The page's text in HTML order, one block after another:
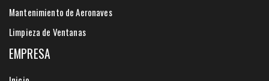
Mantenimiento de Aeronaves
Limpieza de Ventanas
EMPRESA